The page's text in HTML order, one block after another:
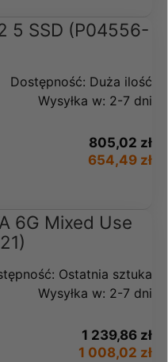
5 SSD (P04556-
Dostępność: Duża ilość
Wysyłka w: 2-7 dni
805,02 zł
654,49 zł
6G Mixed Use
Ostatnia sztuka
Wysyłka w: 2-7 dni
1 239,86 zł
1 008,02 zł